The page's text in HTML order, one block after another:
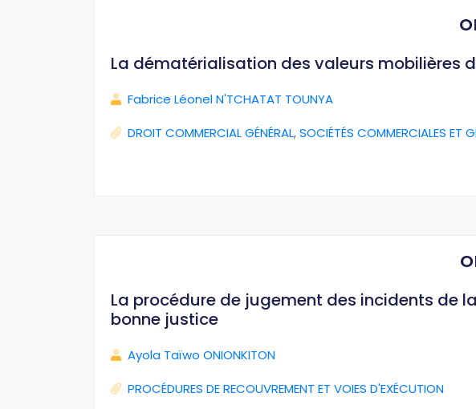
La dématérialisation des valeurs mobilières
Fabrice Léonel N'TCHATAT TOUNYA
DROIT COMMERCIAL GÉNÉRAL,SOCIÉTÉS COMMERCIALES ET
La procédure de jugement des incidents de
bonne justice
Ayola Taïwo ONIONKITON
PROCÉDURES DE RECOUVREMENT ET VOIES D'EXÉCUTION